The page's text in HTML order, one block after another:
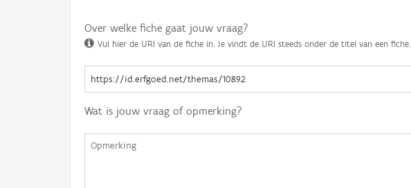
Over welke fiche gaat jouw vraag?
Vul hier de URI van de fiche in. Je vindt de URI steeds onder de titel van een fiche.
Wat is jouw vraag of opmerking?